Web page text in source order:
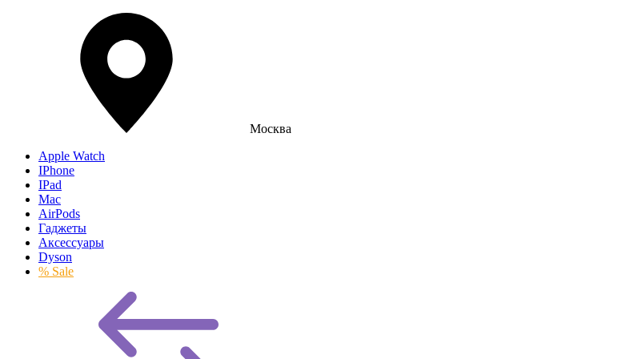
Москва
Apple Watch
IPhone
IPad
Mac
AirPods
Гаджеты
Аксессуары
Dyson
% Sale